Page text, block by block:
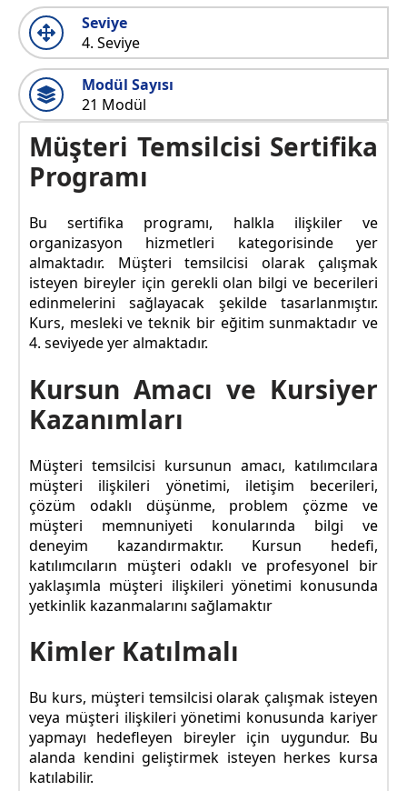
Seviye
4. Seviye
Modül Sayısı
21 Modül
Müşteri Temsilcisi Sertifika
Programı
Bu sertifika programı, halkla ilişkiler ve
organizasyon hizmetleri kategorisinde yer
almaktadır. Müşteri temsilcisi olarak çalışmak
isteyen bireyler için gerekli olan bilgi ve becerileri
edinmelerini sağlayacak şekilde tasarlanmıştır.
Kurs, mesleki ve teknik bir eğitim sunmaktadır ve
4. seviyede yer almaktadır.
Kursun Amacı ve Kursiyer
Kazanımları
Müşteri temsilcisi kursunun amacı, katılımcılara
müşteri ilişkileri yönetimi, iletişim becerileri,
çözüm odaklı düşünme, problem çözme ve
müşteri memnuniyeti konularında bilgi ve
deneyim kazandırmaktır. Kursun hedefi,
katılımcıların müşteri odaklı ve profesyonel bir
yaklaşımla müşteri ilişkileri yönetimi konusunda
yetkinlik kazanmalarını sağlamaktır
Kimler Katılmalı
Bu kurs, müşteri temsilcisi olarak çalışmak isteyen
veya müşteri ilişkileri yönetimi konusunda kariyer
yapmayı hedefleyen bireyler için uygundur. Bu
alanda kendini geliştirmek isteyen herkes kursa
katılabilir.